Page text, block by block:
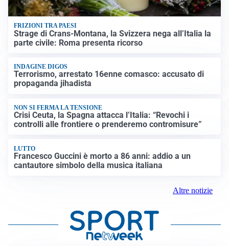
FRIZIONI TRA PAESI
Strage di Crans-Montana, la Svizzera nega all’Italia la
parte civile: Roma presenta ricorso
INDAGINE DIGOS
Terrorismo, arrestato 16enne comasco: accusato di
propaganda jihadista
NON SI FERMA LA TENSIONE
Crisi Ceuta, la Spagna attacca l’Italia: “Revochi i
controlli alle frontiere o prenderemo contromisure”
LUTTO
Francesco Guccini è morto a 86 anni: addio a un
cantautore simbolo della musica italiana
Altre notizie